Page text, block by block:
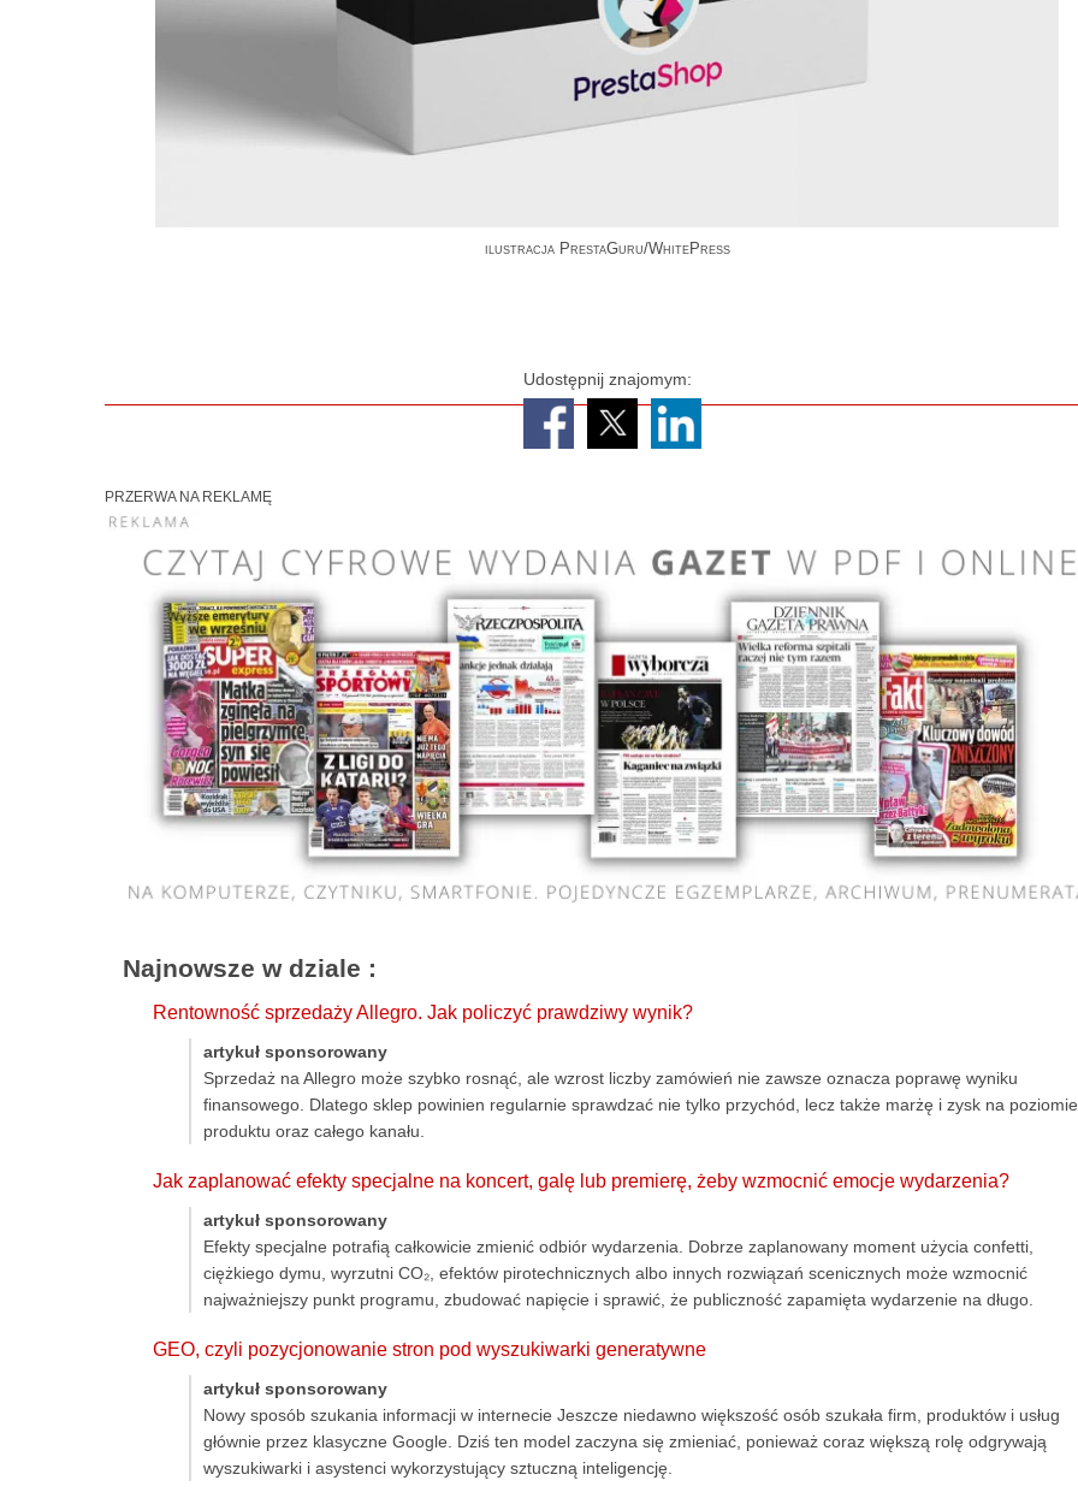
ilustracja PrestaGuru/WhitePress
Udostępnij znajomym:
PRZERWA NA REKLAMĘ
Najnowsze w dziale :
Rentowność sprzedaży Allegro. Jak policzyć prawdziwy wynik?
artykuł sponsorowany
Sprzedaż na Allegro może szybko rosnąć, ale wzrost liczby zamówień nie zawsze oznacza poprawę wyniku
finansowego. Dlatego sklep powinien regularnie sprawdzać nie tylko przychód, lecz także marżę i zysk na poziomie
produktu oraz całego kanału.
Jak zaplanować efekty specjalne na koncert, galę lub premierę, żeby wzmocnić emocje wydarzenia?
artykuł sponsorowany
Efekty specjalne potrafią całkowicie zmienić odbiór wydarzenia. Dobrze zaplanowany moment użycia confetti,
ciężkiego dymu, wyrzutni CO₂, efektów pirotechnicznych albo innych rozwiązań scenicznych może wzmocnić
najważniejszy punkt programu, zbudować napięcie i sprawić, że publiczność zapamięta wydarzenie na długo.
GEO, czyli pozycjonowanie stron pod wyszukiwarki generatywne
artykuł sponsorowany
Nowy sposób szukania informacji w internecie Jeszcze niedawno większość osób szukała firm, produktów i usług
głównie przez klasyczne Google. Dziś ten model zaczyna się zmieniać, ponieważ coraz większą rolę odgrywają
wyszukiwarki i asystenci wykorzystujący sztuczną inteligencję.